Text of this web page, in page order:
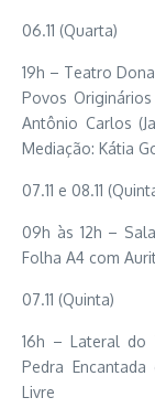
06.11 (Quarta)
19h – Teatro
Povos
Antônio Carlos
Mediação: Kátia
07.11 e 08.11
09h às 12h –
Folha A4 com
07.11 (Quinta)
16h – Lateral do
Pedra
Livre